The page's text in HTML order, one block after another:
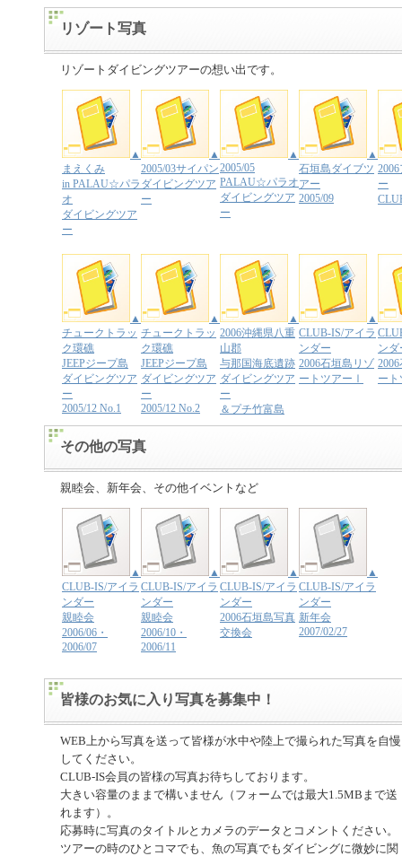
リゾート写真
リゾートダイビングツアーの想い出です。
▲
まえくみ
in PALAU☆パラ
オ
ダイビングツア
ー
▲
2005/03サイパン
ダイビングツア
ー
▲
2005/05
PALAU☆パラオ
ダイビングツア
ー
▲
石垣島ダイブツ
アー
2005/09
ー
▲
チュークトラッ
ク環礁
JEEPジープ島
ダイビングツア
ー
2005/12 No.1
▲
チュークトラッ
ク環礁
JEEPジープ島
ダイビングツア
ー
2005/12 No.2
▲
2006沖縄県八重
山郡
与那国海底遺跡
ダイビングツア
ー
＆プチ竹富島
▲
CLUB-IS/アイラ
ンダー
2006石垣島リゾ
ートツアーⅠ
ンダ
ー
その他の写真
親睦会、新年会、その他イベントなど
▲
CLUB-IS/アイラ
ンダー
親睦会
2006/06・
2006/07
▲
CLUB-IS/アイラ
ンダー
親睦会
2006/10・
2006/11
▲
CLUB-IS/アイラ
ンダー
2006石垣島写真
交換会
▲
CLUB-IS/アイラ
ンダー
新年会
2007/02/27
皆様のお気に入り写真を募集中！
WEB上から写真を送って皆様が水中や陸上で撮られた写真を自慢
してください。
CLUB-IS会員の皆様の写真お待ちしております。
大きい容量のままで構いません（フォームでは最大1.5MBまで送
れます）。
応募時に写真のタイトルとカメラのデータとコメントください。
ツアーの時のひとコマでも、魚の写真でもダイビングに微妙に関